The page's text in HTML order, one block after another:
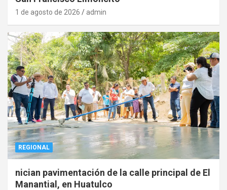
1 de agosto de 2026 admin
REGIONAL
nician pavimentación de la calle principal de El
Manantial, en Huatulco